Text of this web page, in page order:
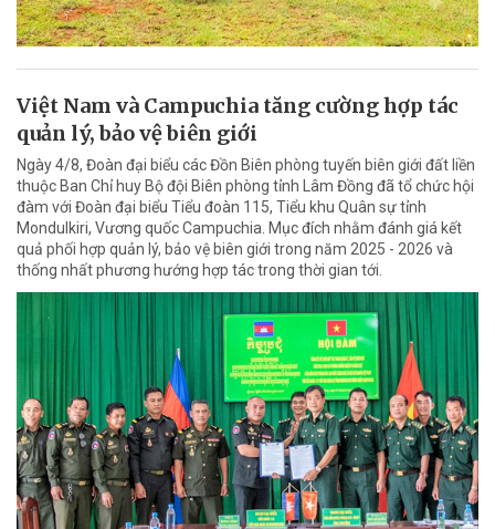
Việt Nam và Campuchia tăng cường hợp tác
quản lý, bảo vệ biên giới
Ngày 4/8, Đoàn đại biểu các Đồn Biên phòng tuyến biên giới đất liền
thuộc Ban Chỉ huy Bộ đội Biên phòng tỉnh Lâm Đồng đã tổ chức hội
đàm với Đoàn đại biểu Tiểu đoàn 115, Tiểu khu Quân sự tỉnh
Mondulkiri, Vương quốc Campuchia. Mục đích nhằm đánh giá kết
quả phối hợp quản lý, bảo vệ biên giới trong năm 2025 - 2026 và
thống nhất phương hướng hợp tác trong thời gian tới.